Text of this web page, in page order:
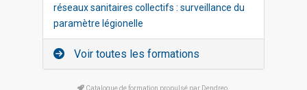
réseaux sanitaires collectifs : surveillance du
paramètre légionelle
Voir toutes les formations
Catalogue de formation propulsé par Dendreo,